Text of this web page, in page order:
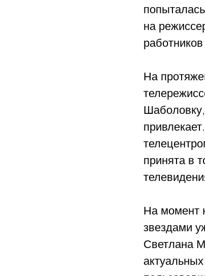
на
На
принята в
На момент
звездами
Светлана